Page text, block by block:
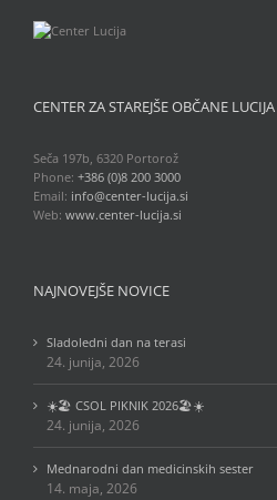
CENTER ZA STAREJŠE OBČANE LUCIJA
Seča 197b, 6320 Portorož
Phone: +386 (0)8 200 3000
Email: info@center-lucija.si
Web: www.center-lucija.si
NAJNOVEJŠE NOVICE
Sladoledni dan na terasi
24. junija, 2026
☀️🏖️ CSOL PIKNIK 2026🏖️☀️
24. junija, 2026
Mednarodni dan medicinskih sester
14. maja, 2026